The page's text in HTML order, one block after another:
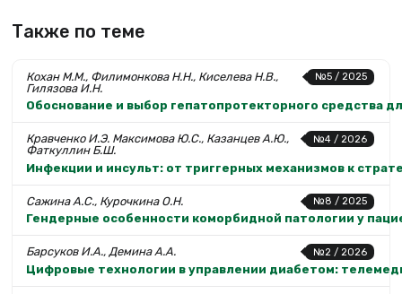
Также по теме
№5 / 2025
Кохан М.М., Филимонкова Н.Н., Киселева Н.В.,
Гилязова И.Н.
Обоснование и выбор гепатопротекторного средства
№4 / 2026
Кравченко И.Э. Максимова Ю.С., Казанцев А.Ю.,
Фаткуллин Б.Ш.
Инфекции и инсульт: от триггерных механизмов к
№8 / 2025
Сажина А.С., Курочкина О.Н.
Гендерные особенности коморбидной патологии у
№2 / 2026
Барсуков И.А., Демина А.А.
Цифровые технологии в управлении диабетом: